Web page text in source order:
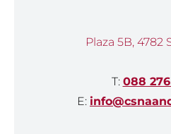
Plaza 5B, 4782
T: 088
E: